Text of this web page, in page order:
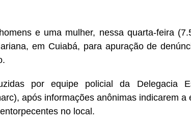
e uma mulher, nessa quarta-feira
em Cuiabá, para apuração de
por equipe policial da Delegacia
após informações anônimas indicarem a
no local.